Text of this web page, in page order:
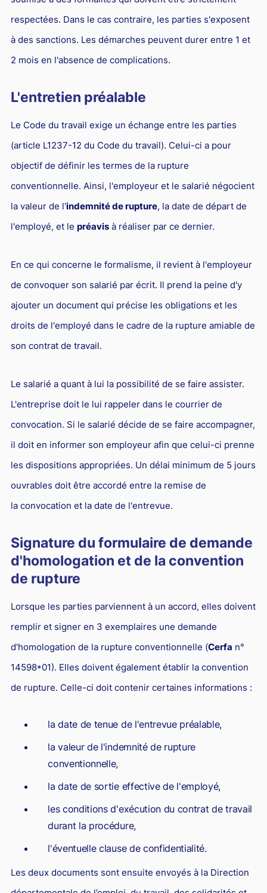
respectées. Dans le cas contraire, les parties s'exposent
à des sanctions. Les démarches peuvent durer entre 1 et
2 mois en l'absence de complications.
L'entretien préalable
Le Code du travail exige un échange entre les parties
(article L1237-12 du Code du travail). Celui-ci a pour
objectif de définir les termes de la rupture
conventionnelle. Ainsi, l'employeur et le salarié négocient
la valeur de l'indemnité de rupture, la date de départ de
l'employé, et le préavisà réaliser par ce dernier.
En ce qui concerne le formalisme, il revient à l'employeur
de convoquer son salarié par écrit. Il prend la peine d'y
ajouter un document qui précise les obligations et les
droits de l'employé dans le cadre de la rupture amiable de
son contrat de travail.
Le salarié a quant à lui la possibilité de se faire assister.
L'entreprise doit le lui rappeler dans le courrier de
convocation. Si le salarié décide de se faire accompagner,
il doit en informer son employeur afin que celui-ci prenne
les dispositions appropriées. Un délai minimum de 5 jours
ouvrables doit être accordé entre la remise de
la convocation et la date de l'entrevue.
Signature du formulaire de demande
d'homologation et de la convention
de rupture
Lorsque les parties parviennent à un accord, elles doivent
remplir et signer en 3 exemplaires une demande
d'homologation de la rupture conventionnelle (Cerfa n°
14598*01). Elles doivent également établir la convention
de rupture. Celle-ci doit contenir certaines informations :
la date de tenue de l'entrevue préalable,
la valeur de l'indemnité de rupture
conventionnelle,
la date de sortie effective de l'employé,
les conditions d'exécution du contrat de travail
durant la procédure,
l'éventuelle clause de confidentialité.
Les deux documents sont ensuite envoyés à la Direction